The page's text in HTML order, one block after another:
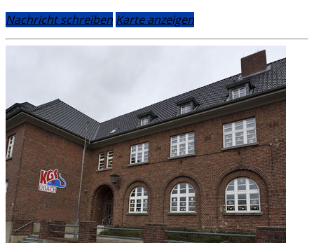
Nachricht schreiben Karte anzeigen